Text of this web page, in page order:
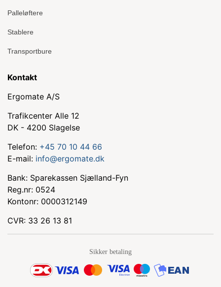
Palleløftere
Stablere
Transportbure
Kontakt
Ergomate A/S
Trafikcenter Alle 12
DK - 4200 Slagelse
Telefon: +45 70 10 44 66
E-mail: info@ergomate.dk
Bank: Sparekassen Sjælland-Fyn
Reg.nr: 0524
Kontonr: 0000312149
CVR: 33 26 13 81
Sikker betaling